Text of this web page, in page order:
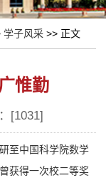
学子风采 >> 正文
惟勤
[1031]
至中国科学院数学
获得一次校二等奖